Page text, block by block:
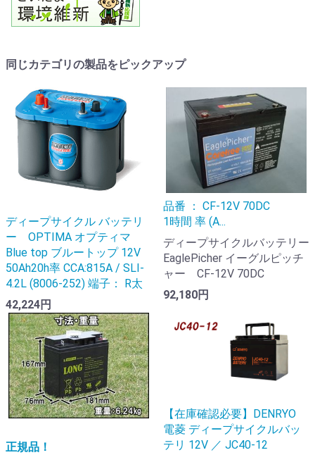
同じカテゴリの製品をピックアップ
ディープサイクル バッテリ
ー OPTIMA オプティマ
Blue top ブルートップ 12V
50Ah20h率 CCA:815A / SLI-
4.2L (8006-252) 端子： R太
42,224円
品番 ： CF-12V 70DC
1時間 率 (A...
ディープサイクルバッテリー
EaglePicher イーグルピッチ
ャー CF-12V 70DC
92,180円
正規品！
【在庫確認必要】DENRYO
電菱 ディープサイクルバッ
テリ 12V ／ JC40-12